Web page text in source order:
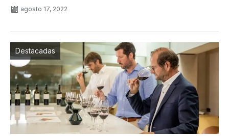
agosto 17, 2022
Destacadas